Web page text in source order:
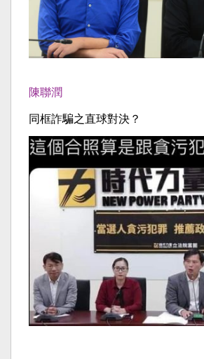
陳聯潤
同框詐騙之直球對決？